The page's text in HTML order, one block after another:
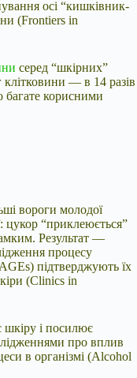
осі “кишківник-
(Frontiers in
серед “шкірних”
клітковини — в 14 разів
багате корисними
вороги молодої
цукор “приклеюється”
Результат —
процесу
підтверджують їх
(Clinics in
шкіру і посилює
про вплив
в організмі (Alcohol